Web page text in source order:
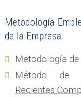
Metodología
de la Empresa
Metodología de
Método de
Recientes